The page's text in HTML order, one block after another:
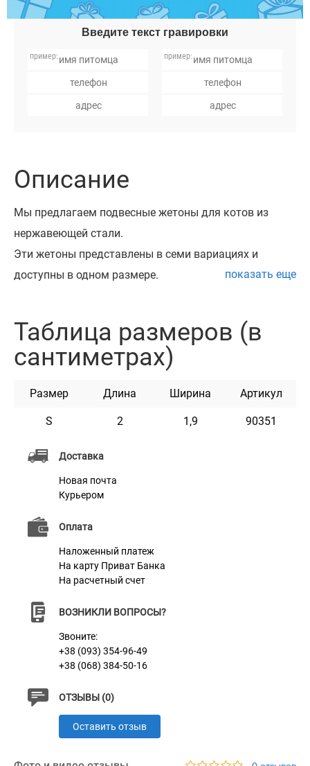
Доставка
Новая почта
Курьером
Оплата
Наложенный платеж
На карту Приват Банка
На расчетный счет
ВОЗНИКЛИ ВОПРОСЫ?
Звоните:
+38 (093) 354-96-49
+38 (068) 384-50-16
ОТЗЫВЫ (0)
Оставить отзыв
Введите текст гравировки
Описание
Мы предлагаем подвесные жетоны для котов из
нержавеющей стали.
Эти жетоны представлены в семи вариациях и
доступны в одном размере.
идет в комплекте.
Все наши адресники проходят процесс шлифовки и
образом, чтобы предотвратить повреждение шерсти
Вашего питомца.
высокоточное лазерное оборудование, что позволяет
добиться качественного оформления выбранной
Вами надписи. Нанесенная таким образом надпись
не затирается и не тускнеет в процессе носки.
Характеристики
Материал Нержавеющая Сталь
показать еще
Таблица размеров (в
сантиметрах)
Размер Длина Ширина Артикул
S 2 1,9 90351